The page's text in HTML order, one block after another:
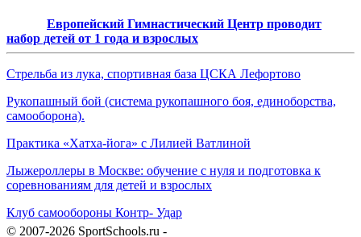
Европейский Гимнастический Центр проводит
набор детей от 1 года и взрослых
Стрельба из лука, спортивная база ЦСКА Лефортово
Рукопашный бой (система рукопашного боя, единоборства,
самооборона).
Практика «Хатха-йога» с Лилией Ватлиной
Лыжероллеры в Москве: обучение с нуля и подготовка к
соревнованиям для детей и взрослых
Клуб самообороны Контр- Удар
© 2007-2026 SportSchools.ru -